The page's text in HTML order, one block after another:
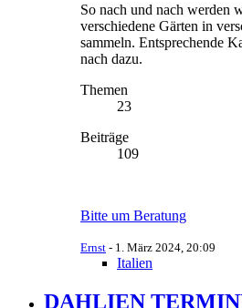
So nach und nach werden
verschiedene Gärten in
sammeln. Entsprechende
nach dazu.
Themen
23
Beiträge
109
Bitte um Beratung
Ernst - 1. März 2024, 20:09
Italien
DAHLIEN